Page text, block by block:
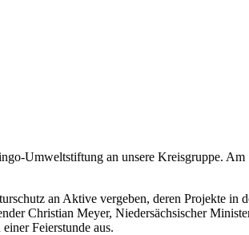
Umweltstiftung an unsere Kreisgruppe.
an Aktive vergeben, deren Projekte in
Christian Meyer, Niedersächsischer
Feierstunde aus.